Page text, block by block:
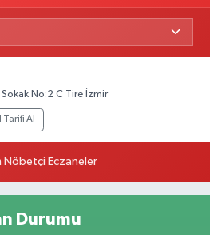
No:2 C Tire İzmir
Tarifi Al
Nöbetçi Eczaneler
Durumu